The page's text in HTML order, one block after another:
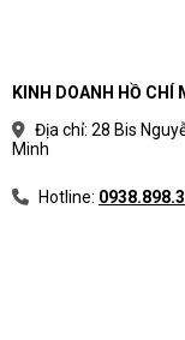
KINH DOANH HỒ CHÍ
Địa chỉ: 28 Bis
Minh
Hotline: